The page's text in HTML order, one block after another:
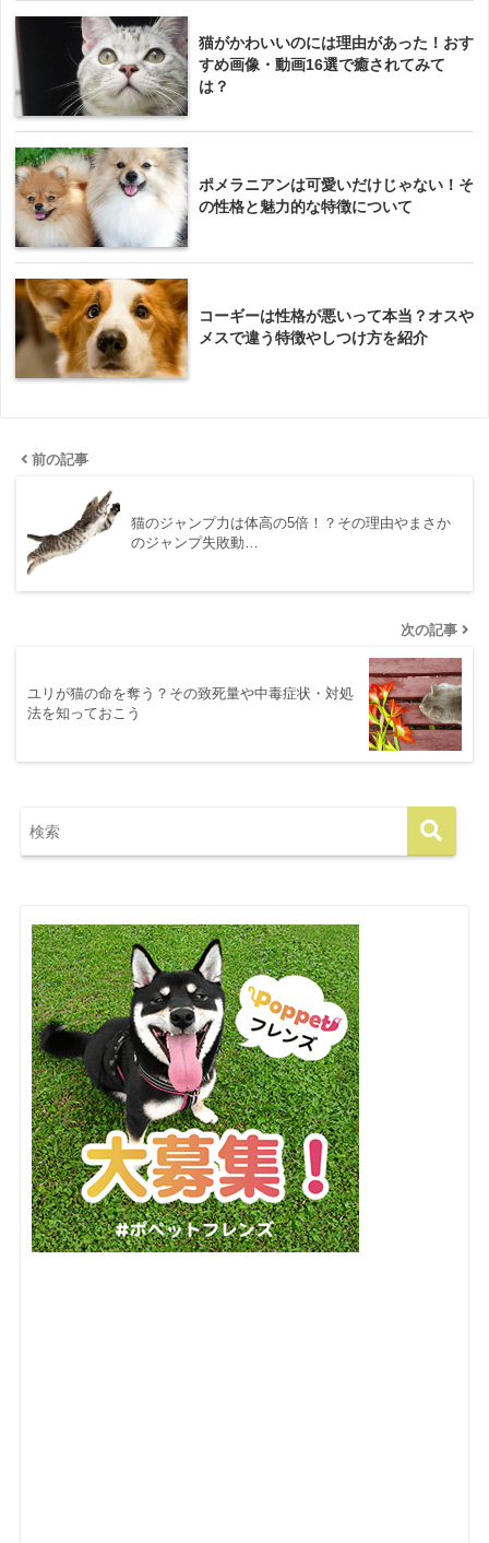
猫がかわいいのには理由があった！おす
すめ画像・動画16選で癒されてみて
は？
ポメラニアンは可愛いだけじゃない！そ
の性格と魅力的な特徴について
コーギーは性格が悪いって本当？オスや
メスで違う特徴やしつけ方を紹介
前の記事
猫のジャンプ力は体高の5倍！？その理由やまさか
のジャンプ失敗動…
次の記事
ユリが猫の命を奪う？その致死量や中毒症状・対処
法を知っておこう